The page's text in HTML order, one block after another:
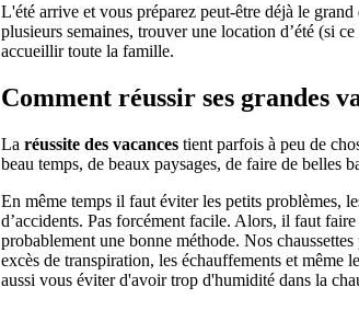
L'été arrive et vous préparez peut-être déjà le
plusieurs semaines, trouver une location d’été (si
accueillir toute la famille.
Comment réussir ses grandes
La réussite des vacances tient parfois à peu de
beau temps, de beaux paysages, de faire de belles
En même temps il faut éviter les petits problèmes,
d’accidents. Pas forcément facile. Alors, il faut
probablement une bonne méthode. Nos
excès de transpiration, les échauffements et même
aussi vous éviter d'avoir trop d'humidité dans la